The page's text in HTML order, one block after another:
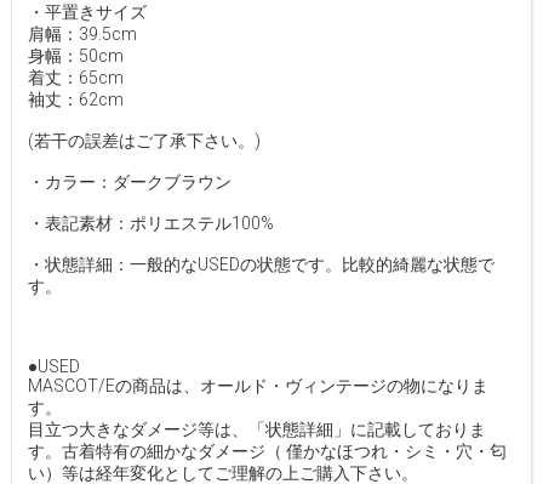
・平置きサイズ
肩幅：39.5cm
身幅：50cm
着丈：65cm
袖丈：62cm
(若干の誤差はご了承下さい。)
・カラー：ダークブラウン
・表記素材：ポリエステル100%
・状態詳細：一般的なUSEDの状態です。比較的綺麗な状態で
す。
●USED
MASCOT/Eの商品は、オールド・ヴィンテージの物になりま
す。
目立つ大きなダメージ等は、「状態詳細」に記載しておりま
す。古着特有の細かなダメージ（ 僅かなほつれ・シミ・穴・匂
い）等は経年変化としてご理解の上ご購入下さい。